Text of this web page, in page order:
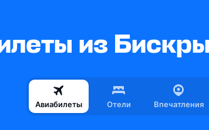
из
Авиабилеты Отели Впечатления